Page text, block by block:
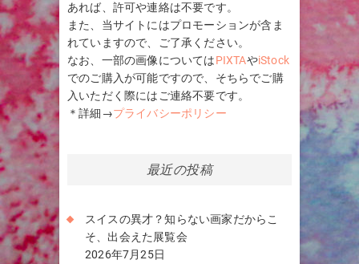
あれば、許可や連絡は不要です。
また、当サイトにはプロモーションが含ま
れていますので、ご了承ください。
なお、一部の画像についてはPIXTAやiStock
でのご購入が可能ですので、そちらでご購
入いただく際にはご連絡不要です。
＊詳細→プライバシーポリシー
最近の投稿
スイスの異才？知らない画家だからこ
そ、出会えた展覧会
2026年7月25日